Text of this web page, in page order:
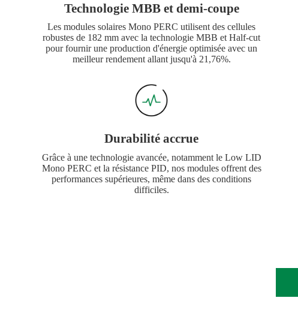
Technologie MBB et demi-coupe
Les modules solaires Mono PERC utilisent des cellules
robustes de 182 mm avec la technologie MBB et Half-cut
pour fournir une production d'énergie optimisée avec un
meilleur rendement allant jusqu'à 21,76%.
Durabilité accrue
Grâce à une technologie avancée, notamment le Low LID
Mono PERC et la résistance PID, nos modules offrent des
performances supérieures, même dans des conditions
difficiles.